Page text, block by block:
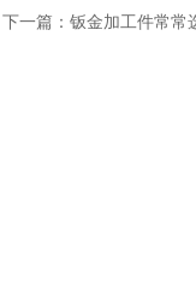
下一篇： 钣金加工件常常